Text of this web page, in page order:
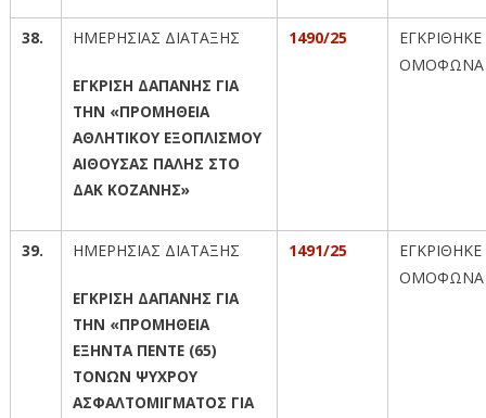
38. ΗΜΕΡΗΣΙΑΣ ΔΙΑΤΑΞΗΣ
ΕΓΚΡΙΣΗ ΔΑΠΑΝΗΣ ΓΙΑ
ΤΗΝ «ΠΡΟΜΗΘΕΙΑ
ΑΘΛΗΤΙΚΟΥ ΕΞΟΠΛΙΣΜΟΥ
ΑΙΘΟΥΣΑΣ ΠΑΛΗΣ ΣΤΟ
ΔΑΚ ΚΟΖΑΝΗΣ»
1490/25
ΕΓΚΡΙΘΗΚΕ
ΟΜΟΦΩΝΑ
39. ΗΜΕΡΗΣΙΑΣ ΔΙΑΤΑΞΗΣ
ΕΓΚΡΙΣΗ ΔΑΠΑΝΗΣ ΓΙΑ
ΤΗΝ «ΠΡΟΜΗΘΕΙΑ
ΕΞΗΝΤΑ ΠΕΝΤΕ (65)
ΤΟΝΩΝ ΨΥΧΡΟΥ
ΑΣΦΑΛΤΟΜΙΓΜΑΤΟΣ ΓΙΑ
1491/25
ΕΓΚΡΙΘΗΚΕ
ΟΜΟΦΩΝΑ